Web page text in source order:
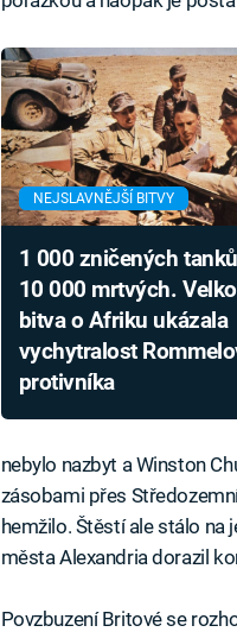
NEJSLAVNĚJŠÍ BITVY
1 000 zničených
10 000 mrtvých.
bitva o Afriku ukázala
vychytralost
protivníka
nebylo nazbyt a Winston
zásobami přes
hemžilo. Štěstí ale stálo na
města Alexandria dorazil
Povzbuzení Britové se